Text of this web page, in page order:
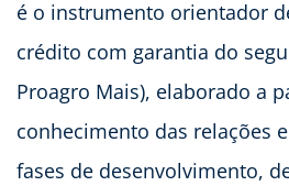
é o instrumento orientador
crédito com garantia do
Proagro Mais), elaborado a
conhecimento das relações
fases de desenvolvimento,